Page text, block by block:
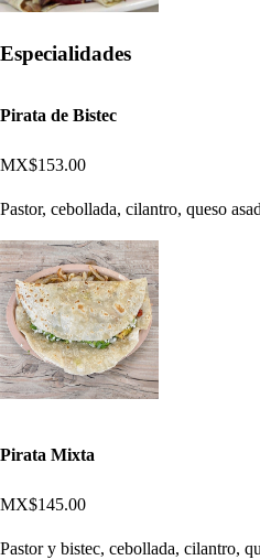
Especialidades
Pirata de Bistec
MX$153.00
Pastor, cebollada, cilantro, queso
Pirata Mixta
MX$145.00
Pastor y bistec, cebollada, cilantro,